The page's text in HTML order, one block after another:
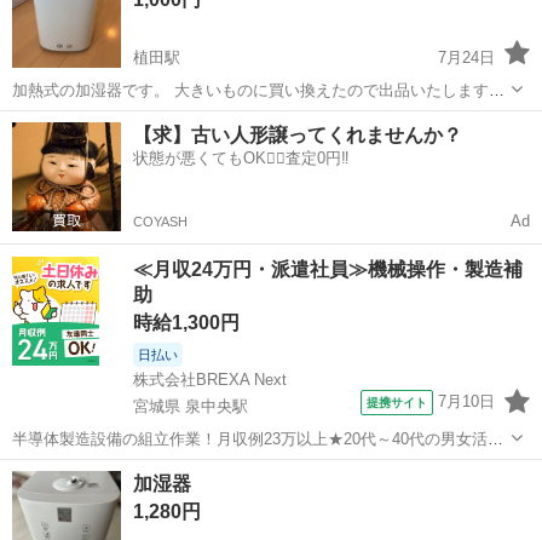
植田駅
7月24日
加熱式の加湿器です。 大きいものに買い換えたので出品いたします。
コンセント付近にヒビがありますが、 問題なく使用可能です。 内側は
水垢が少し付いています。 自宅保管ですので、神経質な方はご遠慮く
ださい
福島 いわき市 植田駅 季節、空調家電 コンセント
【求】古い人形譲ってくれませんか？
状態が悪くてもOK🙆‍♀️査定0円‼️
COYASH Ad
≪月収24万円・派遣社員≫機械操作・製造補
助
時給1,300円
日払い
株式会社BREXA Next
宮城県 泉中央駅
提携サイト 7月10日
半導体製造設備の組立作業！月収例23万以上★20代～40代の男女活躍
中中！社会保険完備！送迎あり！◎マイカー通勤OK＆無料駐車場完
備！作業着無償貸与◎食堂利用可★《宮城県黒川郡大和町》 人気の工
場のお仕事 ◇半導体製造設備...
宮城 泉中央駅 その他
加湿器
1,280円